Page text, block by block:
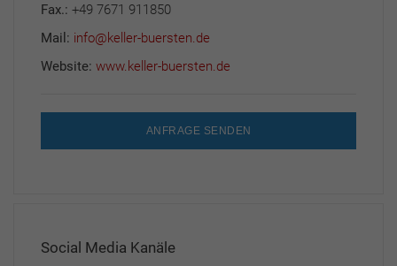
Fax.: +49 7671 911850
Mail: info@keller-buersten.de
Website: www.keller-buersten.de
ANFRAGE SENDEN
Social Media Kanäle